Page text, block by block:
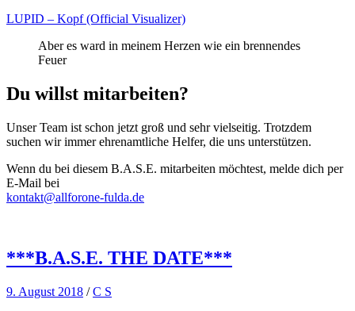
LUPID – Kopf (Official Visualizer)
Aber es ward in meinem Herzen wie ein brennendes
Feuer
Du willst mitarbeiten?
Unser Team ist schon jetzt groß und sehr vielseitig. Trotzdem
suchen wir immer ehrenamtliche Helfer, die uns unterstützen.
Wenn du bei diesem B.A.S.E. mitarbeiten möchtest, melde dich per
E-Mail bei
kontakt@allforone-fulda.de
***B.A.S.E. THE DATE***
9. August 2018 /C S